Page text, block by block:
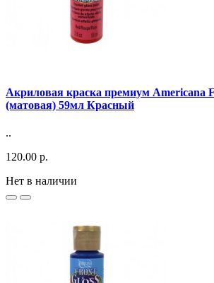
Акриловая краска премиум Americana
(матовая) 59мл Красный
..
120.00 р.
Нет в наличии